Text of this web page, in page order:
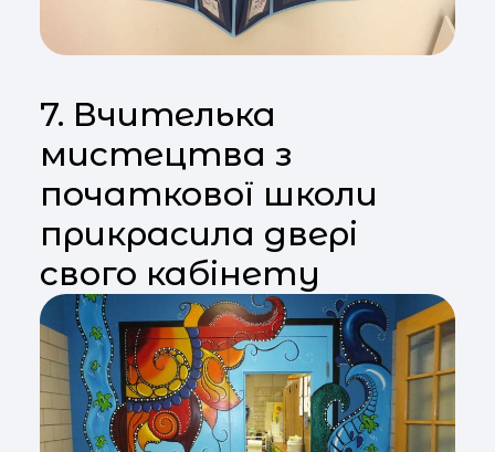
7. Вчителька
мистецтва з
початкової школи
прикрасила двері
свого кабінету